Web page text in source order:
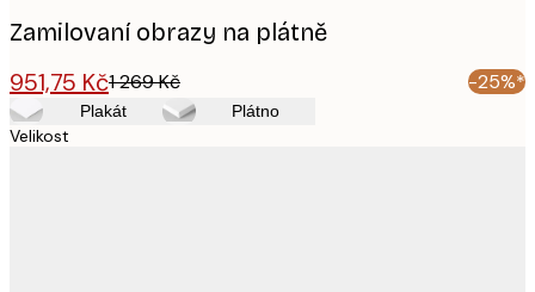
Zamilovaní obrazy na plátně
951,75 Kč1 269 Kč -25%*
Plakát Plátno
Velikost